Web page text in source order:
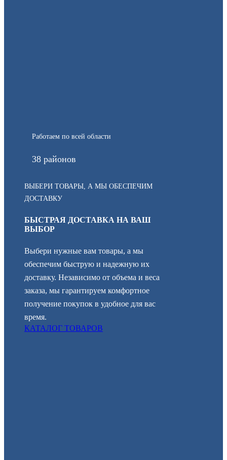
Работаем по всей области
38 районов
ВЫБЕРИ ТОВАРЫ, А МЫ ОБЕСПЕЧИМ
ДОСТАВКУ
БЫСТРАЯ ДОСТАВКА НА ВАШ
ВЫБОР
Выбери нужные вам товары, а мы
обеспечим быструю и надежную их
доставку. Независимо от объема и веса
заказа, мы гарантируем комфортное
получение покупок в удобное для вас
время.
КАТАЛОГ ТОВАРОВ